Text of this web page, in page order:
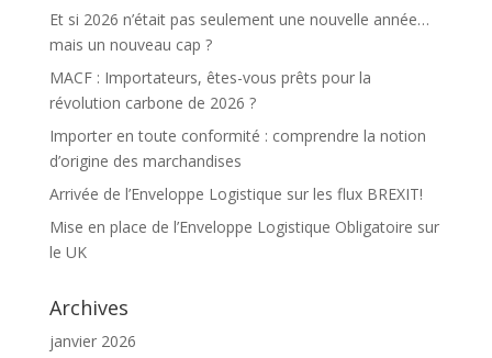
Et si 2026 n’était pas seulement une nouvelle année…
mais un nouveau cap ?
MACF : Importateurs, êtes-vous prêts pour la
révolution carbone de 2026 ?
Importer en toute conformité : comprendre la notion
d’origine des marchandises
Arrivée de l’Enveloppe Logistique sur les flux BREXIT!
Mise en place de l’Enveloppe Logistique Obligatoire sur
le UK
Archives
janvier 2026